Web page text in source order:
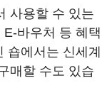
사용할 수 있는
바우처 등 혜택
숍에서는 신세계
매할 수도 있습